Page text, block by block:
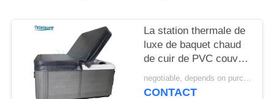
La station thermale de
luxe de baquet chaud
de cuir de PVC couvre
durable et le
spécialiste pour la
negotiable, depends on purchase volume MOQ:10 | ensemble 100
CONTACT